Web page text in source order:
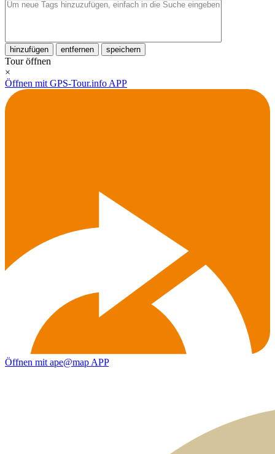
hinzufügen entfernen speichern
Tour öffnen
×
Öffnen mit GPS-Tour.info APP
Öffnen mit ape@map APP